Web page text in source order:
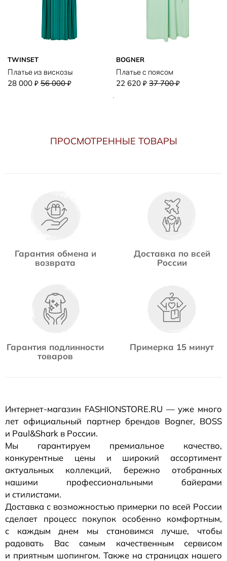
TWINSET
Платье из вискозы
28 000 ₽ 56 000₽
BOGNER
Платье с поясом
22 620 ₽ 37 700₽
ПРОСМОТРЕННЫЕ ТОВАРЫ
Гарантия обмена и
возврата
Доставка по всей
России
Гарантия подлинности
товаров
Примерка 15 минут
Интернет-магазин FASHIONSTORE.RU — уже много
лет официальный партнер брендов Bogner, BOSS
и Paul&Shark в России.
Мы гарантируем премиальное качество,
конкурентные цены и широкий ассортимент
актуальных коллекций, бережно отобранных
нашими профессиональными байерами
и стилистами.
Доставка с возможностью примерки по всей России
сделает процесс покупок особенно комфортным,
с каждым днем мы становимся лучше, чтобы
радовать Вас самым качественным сервисом
и приятным шопингом. Также на страницах нашего